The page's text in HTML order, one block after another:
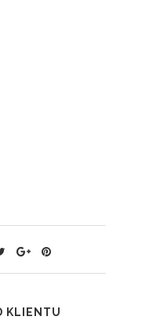
KLIENTU